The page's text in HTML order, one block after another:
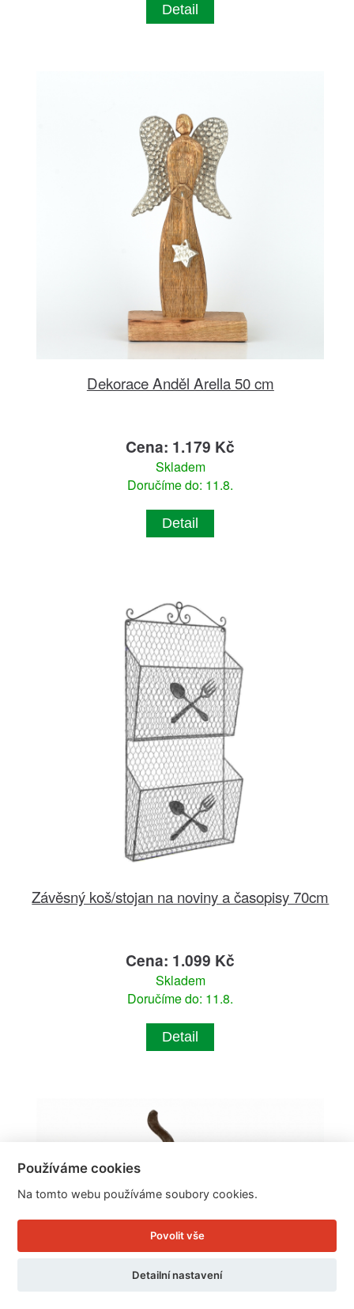
Detail
Dekorace Anděl Arella 50 cm
Cena: 1.179 Kč
Skladem
Doručíme do: 11.8.
Detail
Závěsný koš/stojan na noviny a časopisy 70cm
Cena: 1.099 Kč
Skladem
Doručíme do: 11.8.
Detail
Používáme cookies
Na tomto webu používáme soubory cookies.
Povolit vše
Detailní nastavení